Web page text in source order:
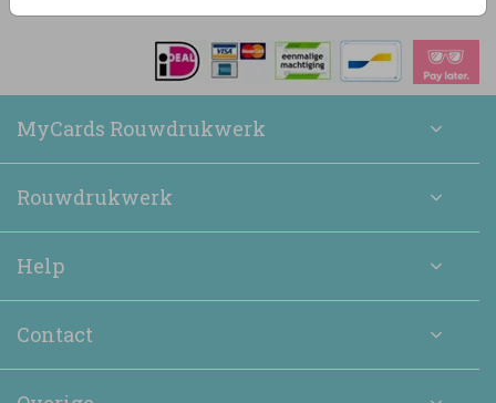
MyCards Rouwdrukwerk
Rouwdrukwerk
Help
Contact